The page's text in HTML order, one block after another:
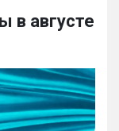
в августе